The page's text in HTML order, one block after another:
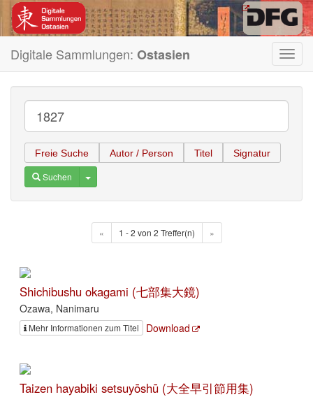
Digitale Sammlungen: Ostasien
Freie Suche Autor / Person Titel Signatur
Suchen Toggle Dropdown
« 1 - 2 von 2 Treffer(n) »
Shichibushu okagami (七部集大鏡)
Ozawa, Nanimaru
Mehr Informationen zum Titel Download
Taizen hayabiki setsuyōshū (大全早引節用集)